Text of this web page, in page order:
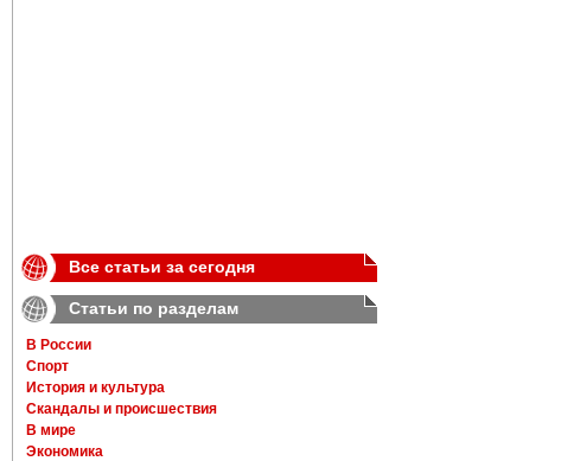
Все статьи за сегодня
Статьи по разделам
В России
Спорт
История и культура
Скандалы и происшествия
В мире
Экономика